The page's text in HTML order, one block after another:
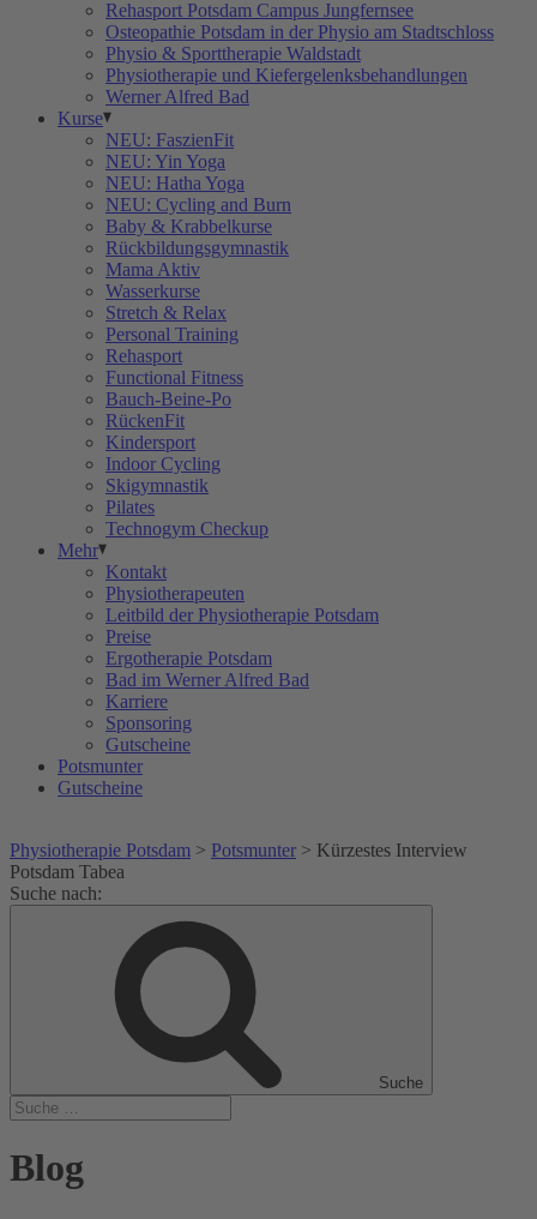
Rehasport Potsdam Campus Jungfernsee
Osteopathie Potsdam in der Physio am Stadtschloss
Physio & Sporttherapie Waldstadt
Physiotherapie und Kiefergelenksbehandlungen
Werner Alfred Bad
Kurse
NEU: FaszienFit
NEU: Yin Yoga
NEU: Hatha Yoga
NEU: Cycling and Burn
Baby & Krabbelkurse
Rückbildungsgymnastik
Mama Aktiv
Wasserkurse
Stretch & Relax
Personal Training
Rehasport
Functional Fitness
Bauch-Beine-Po
RückenFit
Kindersport
Indoor Cycling
Skigymnastik
Pilates
Technogym Checkup
Mehr
Kontakt
Physiotherapeuten
Leitbild der Physiotherapie Potsdam
Preise
Ergotherapie Potsdam
Bad im Werner Alfred Bad
Karriere
Sponsoring
Gutscheine
Potsmunter
Gutscheine
Physiotherapie Potsdam > Potsmunter > Kürzestes Interview
Potsdam Tabea
Suche nach:
Suche
Blog